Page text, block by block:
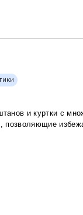
и куртки с
позволяющие